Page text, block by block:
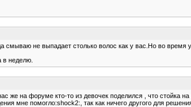
не выпадает столько волос как у вас.Но во время
в неделю.
же на форуме кто-то из девочек поделился , что стойка
мне помогло:shock2:, так как ничего другого для